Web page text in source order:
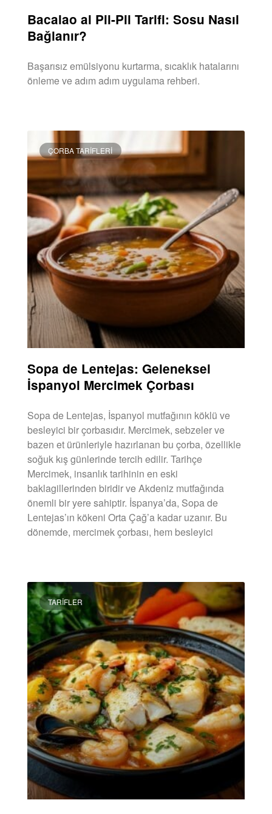
Bacalao al Pil-Pil Tarifi: Sosu Nasıl
Bağlanır?
Başarısız emülsiyonu kurtarma, sıcaklık hatalarını
önleme ve adım adım uygulama rehberi.
ÇORBA TARIFLERI
Sopa de Lentejas: Geleneksel
İspanyol Mercimek Çorbası
Sopa de Lentejas, İspanyol mutfağının köklü ve
besleyici bir çorbasıdır. Mercimek, sebzeler ve
bazen et ürünleriyle hazırlanan bu çorba, özellikle
soğuk kış günlerinde tercih edilir. Tarihçe
Mercimek, insanlık tarihinin en eski
baklagillerinden biridir ve Akdeniz mutfağında
önemli bir yere sahiptir. İspanya’da, Sopa de
Lentejas’ın kökeni Orta Çağ’a kadar uzanır. Bu
dönemde, mercimek çorbası, hem besleyici
TARIFLER